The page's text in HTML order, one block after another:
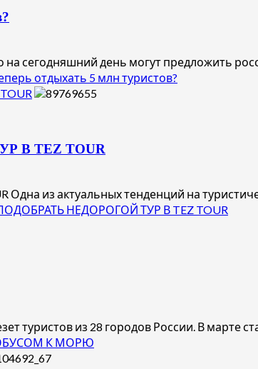
на сегодняшний день могут предложить
отдыхать 5 млн туристов?
В TEZ TOUR
Одна из актуальных тенденций на
НЕДОРОГОЙ ТУР В TEZ TOUR
туристов из 28 городов России. В марте
К МОРЮ